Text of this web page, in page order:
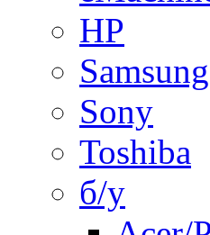
HP
Samsung
Sony
Toshiba
б/у